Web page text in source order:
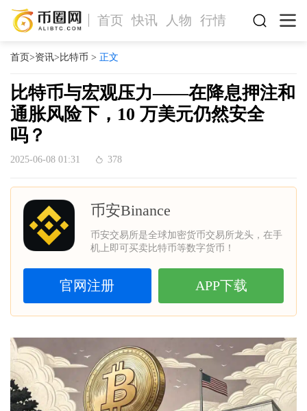
首页 快讯 人物 行情
首页>资讯>比特币 > 正文
比特币与宏观压力——在降息押注和
通胀风险下，10 万美元仍然安全
吗？
2025-06-08 01:31 378
币安Binance
币安交易所是全球加密货币交易所龙头，在手
机上即可买卖比特币等数字货币！
官网注册 APP下载